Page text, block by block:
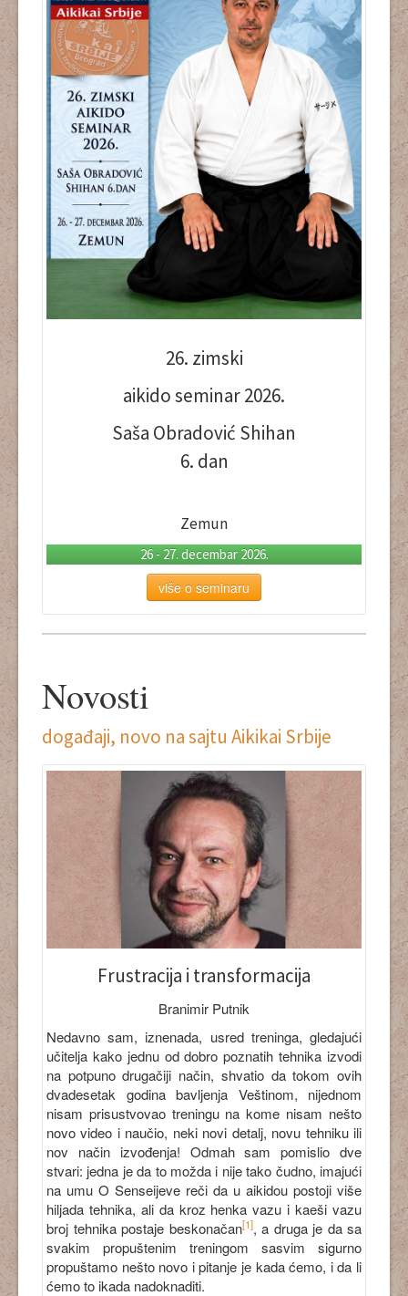
26. zimski
aikido seminar 2026.
Saša Obradović Shihan
6. dan
Zemun
26 - 27. decembar 2026.
više o seminaru
Novosti
događaji, novo na sajtu Aikikai Srbije
Frustracija i transformacija
Branimir Putnik
Nedavno sam, iznenada, usred treninga, gledajući
učitelja kako jednu od dobro poznatih tehnika izvodi
na potpuno drugačiji način, shvatio da tokom ovih
dvadesetak godina bavljenja Veštinom, nijednom
nisam prisustvovao treningu na kome nisam nešto
novo video i naučio, neki novi detalj, novu tehniku ili
nov način izvođenja! Odmah sam pomislio dve
stvari: jedna je da to možda i nije tako čudno, imajući
na umu O Senseijeve reči da u aikidou postoji više
hiljada tehnika, ali da kroz henka vazu i kaeši vazu
broj tehnika postaje beskonačan[1], a druga je da sa
svakim propuštenim treningom sasvim sigurno
propuštamo nešto novo i pitanje je kada ćemo, i da li
ćemo to ikada nadoknaditi.